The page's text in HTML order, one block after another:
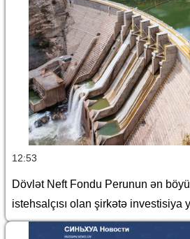
12:53
Dövlət Neft Fondu Perunun ən
istehsalçısı olan şirkətə investisiya